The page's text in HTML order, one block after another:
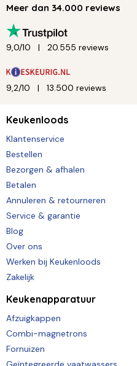
Meer dan 34.000 reviews
9,0/10 20.555 reviews
9,2/10 13.500 reviews
Keukenloods
Klantenservice
Bestellen
Bezorgen & afhalen
Betalen
Annuleren & retourneren
Service & garantie
Blog
Over ons
Werken bij Keukenloods
Zakelijk
Keukenapparatuur
Afzuigkappen
Combi-magnetrons
Fornuizen